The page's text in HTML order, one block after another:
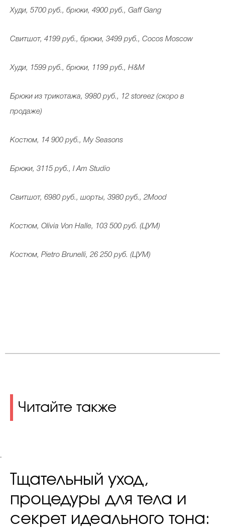
Худи, 5700 руб., брюки, 4900 руб., Gaff Gang
Свитшот, 4199 руб., брюки, 3499 руб., Cocos Moscow
Худи, 1599 руб., брюки, 1199 руб., H&M
Брюки из трикотажа, 9980 руб., 12 storeez (скоро в
продаже)
Костюм, 14 900 руб., My Seasons
Брюки, 3115 руб., I Am Studio
Свитшот, 6980 руб., шорты, 3980 руб., 2Mood
Костюм, Olivia Von Halle, 103 500 руб. (ЦУМ)
Костюм, Pietro Brunelli, 26 250 руб. (ЦУМ)
Читайте также
.
Тщательный уход,
процедуры для тела и
секрет идеального тона: